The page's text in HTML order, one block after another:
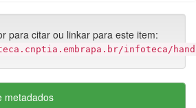
para citar ou linkar para este item:
infoteca/
metadados